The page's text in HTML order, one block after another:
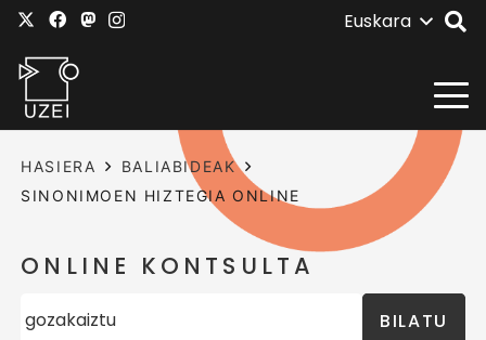
Euskara
HASIERA
BALIABIDEAK
SINONIMOEN HIZTEGIA ONLINE
ONLINE KONTSULTA
BILATU